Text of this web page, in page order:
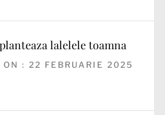
lalelele toamna
ON : 22 FEBRUARIE 2025